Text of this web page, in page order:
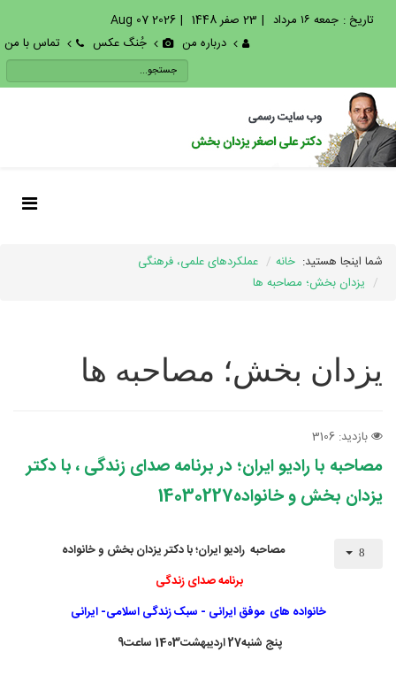
تاریخ : جمعه ۱۶ مرداد | 23 صفر 1448 |
2026 Aug 07
درباره من
جُنگ عکس تماس با من
شما اینجا هستید: خانه
عملکردهای علمی، فرهنگی
یزدان بخش؛ مصاحبه ها
یزدان بخش؛ مصاحبه ها
بازدید: 3106
مصاحبه با رادیو ایران؛ در برنامه صدای زندگی ، با دکتر
یزدان بخش و خانواده14030227
مصاحبه رادیو ایران؛با دکتر یزدان بخش و خانواده
برنامه صدای زندگی
خانواده های موفق ایرانی - سبک زندگی اسلامی- ایرانی
پنج شنبه27 اردیبهشت1403 ساعت9